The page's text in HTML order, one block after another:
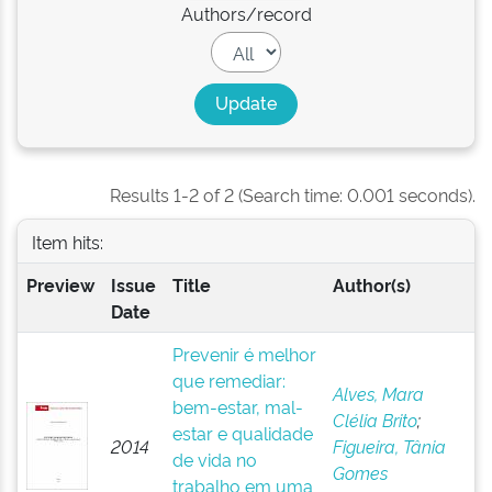
Authors/record
Results 1-2 of 2 (Search time: 0.001 seconds).
Item hits:
Preview
Issue
Date
Title Author(s)
2014
Prevenir é melhor
que remediar:
bem-estar, mal-
estar e qualidade
de vida no
trabalho em uma
Alves, Mara
Clélia Brito;
Figueira, Tânia
Gomes